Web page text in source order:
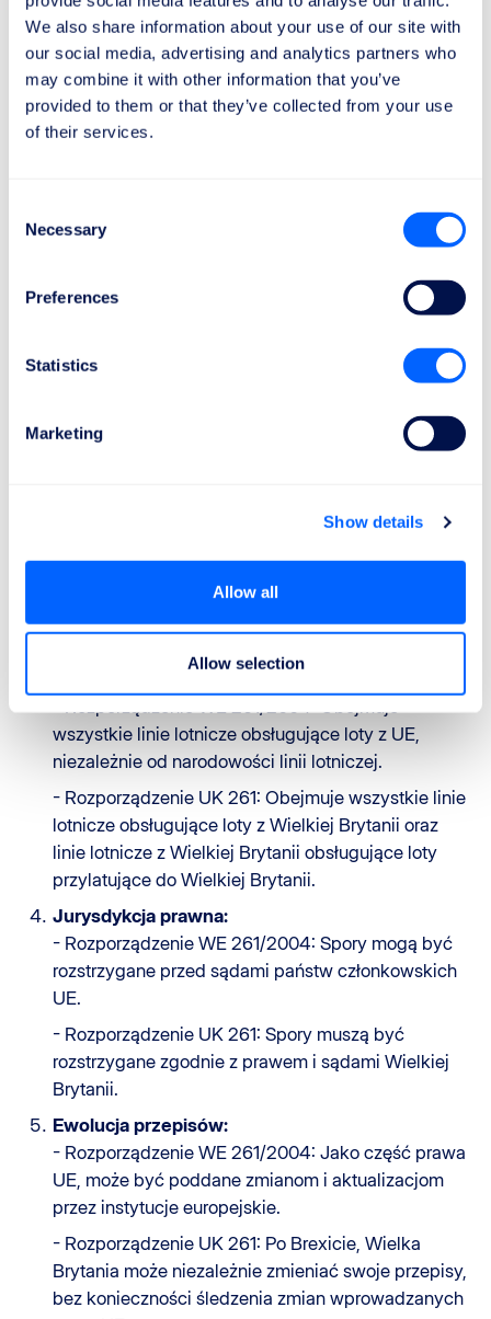
We also share information about your use of our site with
our social media, advertising and analytics partners who
may combine it with other information that you’ve
provided to them or that they’ve collected from your use
of their services.
Selection
Necessary
Preferences
Statistics
Marketing
Show details
Allow all
Allow selection
Oto główne różnice między tymi dwoma
rozporządzeniami:
Zakres zastosowania:
- Rozporządzenie WE 261/2004: Dotyczy lotów
przylatujących na lotnisko w UE z kraju trzeciego.
rozpoczynających się z lotniska w Wielkiej Brytanii
Wielkiej Brytanii przylatujących do Wielkiej Brytanii
z kraju trzeciego.
- Rozporządzenie WE 261/2004: Nadzór i
- Rozporządzenie UK 261: Civil Aviation Authority
(CAA) Wielkiej Brytanii jest organem
wszystkie linie lotnicze obsługujące loty z UE,
niezależnie od narodowości linii lotniczej.
- Rozporządzenie UK 261: Obejmuje wszystkie linie
lotnicze obsługujące loty z Wielkiej Brytanii oraz
linie lotnicze z Wielkiej Brytanii obsługujące loty
przylatujące do Wielkiej Brytanii.
Jurysdykcja prawna:
- Rozporządzenie WE 261/2004: Spory mogą być
rozstrzygane przed sądami państw członkowskich
UE.
- Rozporządzenie UK 261: Spory muszą być
rozstrzygane zgodnie z prawem i sądami Wielkiej
Brytanii.
Ewolucja przepisów:
- Rozporządzenie WE 261/2004: Jako część prawa
UE, może być poddane zmianom i aktualizacjom
przez instytucje europejskie.
- Rozporządzenie UK 261: Po Brexicie, Wielka
Brytania może niezależnie zmieniać swoje przepisy,
bez konieczności śledzenia zmian wprowadzanych